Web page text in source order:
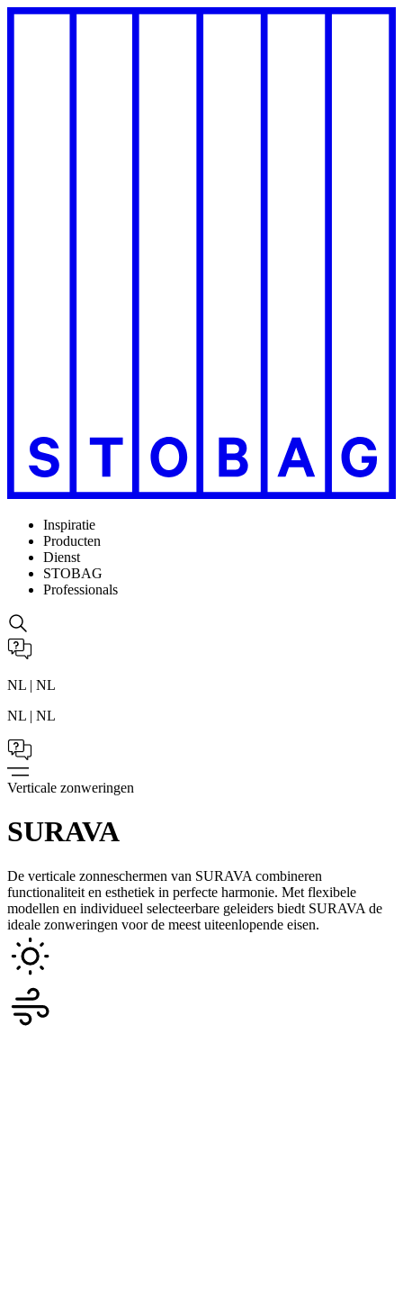
Inspiratie
Producten
Dienst
STOBAG
Professionals
NL | NL
NL | NL
Verticale zonweringen
SURAVA
De verticale zonneschermen van SURAVA combineren
functionaliteit en esthetiek in perfecte harmonie. Met flexibele
modellen en individueel selecteerbare geleiders biedt SURAVA de
ideale zonweringen voor de meest uiteenlopende eisen.